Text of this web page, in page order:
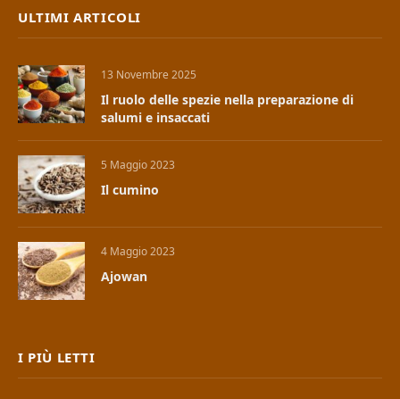
ULTIMI ARTICOLI
13 Novembre 2025
Il ruolo delle spezie nella preparazione di
salumi e insaccati
5 Maggio 2023
Il cumino
4 Maggio 2023
Ajowan
I PIÙ LETTI